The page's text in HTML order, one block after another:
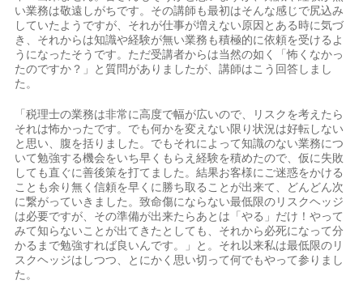
い業務は敬遠しがちです。その講師も最初はそんな感じで尻込み
していたようですが、それが仕事が増えない原因とある時に気づ
き、それからは知識や経験が無い業務も積極的に依頼を受けるよ
うになったそうです。ただ受講者からは当然の如く「怖くなかっ
たのですか？」と質問がありましたが、講師はこう回答しまし
た。
「税理士の業務は非常に高度で幅が広いので、リスクを考えたら
それは怖かったです。でも何かを変えない限り状況は好転しない
と思い、腹を括りました。でもそれによって知識のない業務につ
いて勉強する機会をいち早くもらえ経験を積めたので、仮に失敗
しても直ぐに善後策を打てました。結果お客様にご迷惑をかける
ことも余り無く信頼を早くに勝ち取ることが出来て、どんどん次
に繋がっていきました。致命傷にならない最低限のリスクヘッジ
は必要ですが、その準備が出来たらあとは「やる」だけ！やって
みて知らないことが出てきたとしても、それから必死になって分
かるまで勉強すれば良いんです。」と。それ以来私は最低限のリ
スクヘッジはしつつ、とにかく思い切って何でもやって参りまし
た。